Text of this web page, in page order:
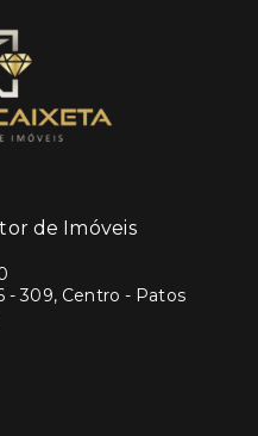
de Imóveis
- 309, Centro - Patos